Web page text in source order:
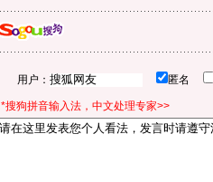
用户： 匿名
*搜狗拼音输入法，中文处理专家>>